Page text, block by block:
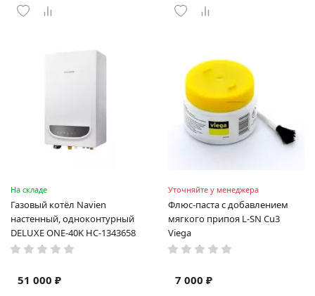
На складе
Газовый котёл Navien
настенный, одноконтурный
DELUXE ONE-40K НС-1343658
51 000 ₽
Уточняйте у менеджера
Флюс-паста с добавлением
мягкого припоя L-SN Cu3
Viega
7 000 ₽